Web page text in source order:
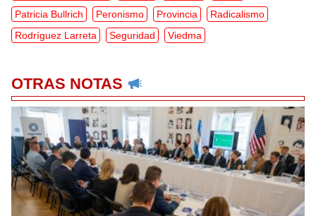
Patricia Bullrich
Peronismo Provincia
Radicalismo
Rodríguez Larreta
Seguridad Viedma
OTRAS NOTAS